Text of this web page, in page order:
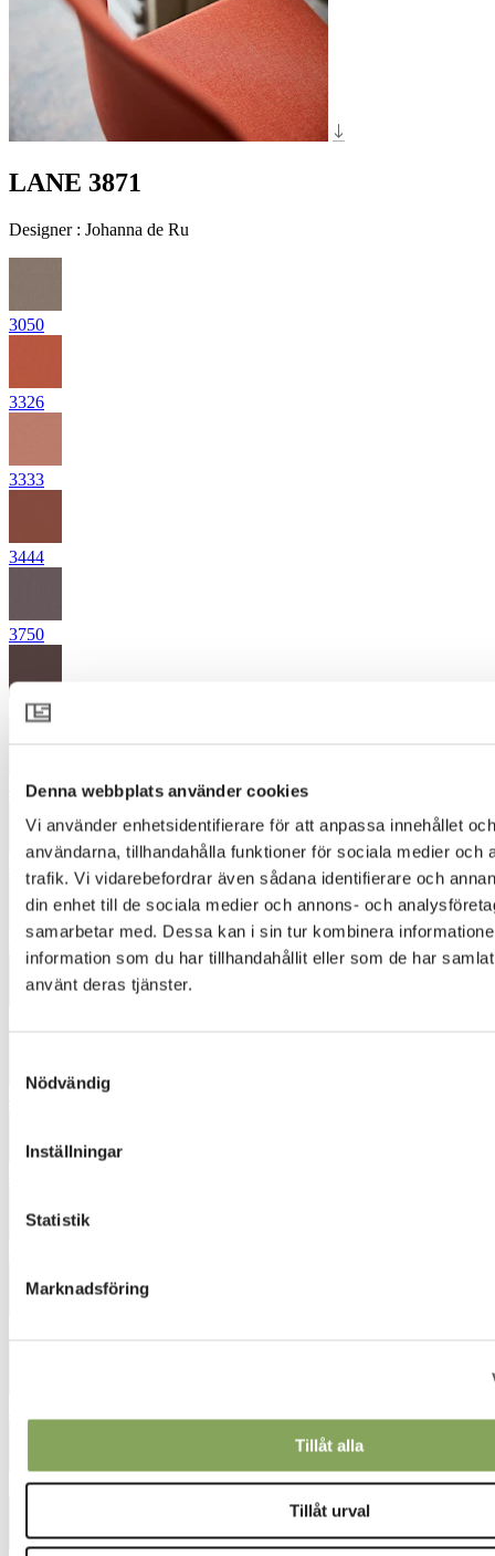
Denna webbplats använder cookies
Vi använder enhetsidentifierare för att anpassa innehållet
användarna, tillhandahålla funktioner för sociala medier och
trafik. Vi vidarebefordrar även sådana identifierare och
din enhet till de sociala medier och annons- och
samarbetar med. Dessa kan i sin tur kombinera
information som du har tillhandahållit eller som de har
använt deras tjänster.
Nödvändig
Inställningar
Statistik
Marknadsföring
Tillåt alla
Tillåt urval
LANE 3871
Designer : Johanna de Ru
3050
3326
3333
3444
3750
3871
4220
4421
5061